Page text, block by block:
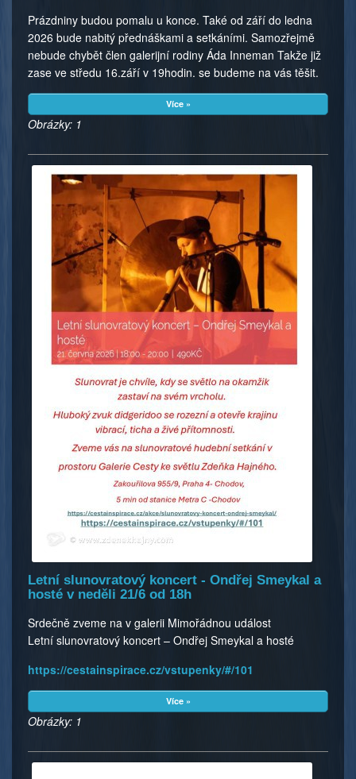
Prázdniny budou pomalu u konce. Také od září do ledna
2026 bude nabitý přednáškami a setkáními. Samozřejmě
nebude chybět člen galerijní rodiny Áda Inneman Takže již
zase ve středu 16.září v 19hodin. se budeme na vás těšit.
Více »
Obrázky: 1
Letní slunovratový koncert - Ondřej Smeykal a
hosté v neděli 21/6 od 18h
Srdečně zveme na v galerii Mimořádnou událost
Letní slunovratový koncert – Ondřej Smeykal a hosté
https://cestainspirace.cz/vstupenky/#/101
Více »
Obrázky: 1